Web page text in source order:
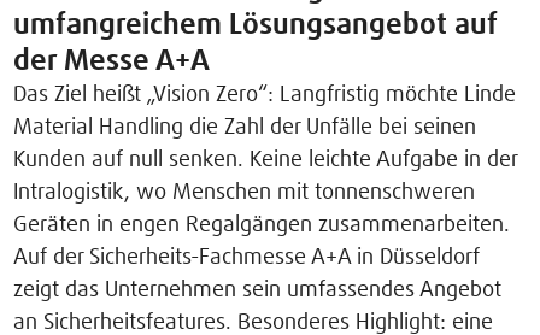
umfangreichem Lösungsangebot auf
der Messe A+A
Das Ziel heißt „Vision Zero“: Langfristig möchte Linde
Material Handling die Zahl der Unfälle bei seinen
Kunden auf null senken. Keine leichte Aufgabe in der
Intralogistik, wo Menschen mit tonnenschweren
Geräten in engen Regalgängen zusammenarbeiten.
Auf der Sicherheits-Fachmesse A+A in Düsseldorf
zeigt das Unternehmen sein umfassendes Angebot
an Sicherheitsfeatures. Besonderes Highlight: eine